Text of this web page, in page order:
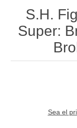
S.H.
Super:
Sea el